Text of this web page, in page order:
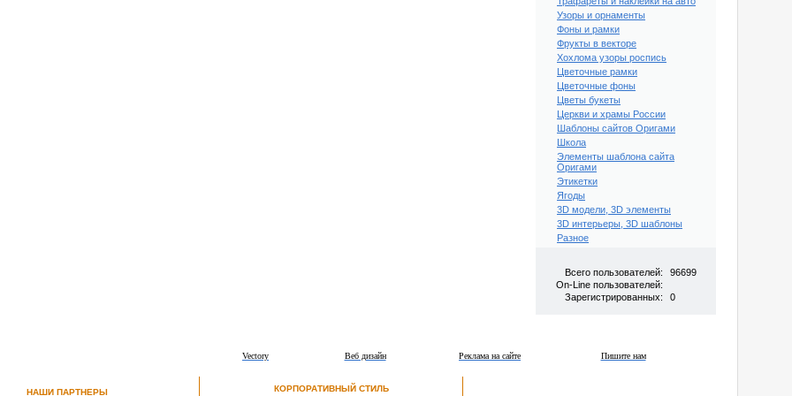
Узоры и орнаменты
Фоны и рамки
Фрукты в векторе
Хохлома узоры роспись
Цветочные рамки
Цветочные фоны
Цветы букеты
Церкви и храмы России
Шаблоны сайтов Оригами
Школа
Элементы шаблона сайта
Оригами
Этикетки
Ягоды
3D модели, 3D элементы
3D интерьеры, 3D шаблоны
Разное
Всего пользователей:
96699
On-Line пользователей:
Зарегистрированных:
0
Пишите нам
Реклама на сайте
Веб дизайн
Vectory
НАШИ ПАРТНЕРЫ КОРПОРАТИВНЫЙ СТИЛЬ